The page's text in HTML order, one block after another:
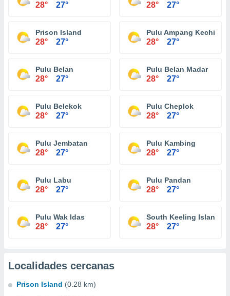
28° 27° 28° 27°
Prison Island
28° 27°
Pulu Ampang Kechil
28° 27°
Pulu Belan
28° 27°
Pulu Belan Madar
28° 27°
Pulu Belekok
28° 27°
Pulu Cheplok
28° 27°
Pulu Jembatan
28° 27°
Pulu Kambing
28° 27°
Pulu Labu
28° 27°
Pulu Pandan
28° 27°
Pulu Wak Idas
28° 27°
South Keeling Islands
28° 27°
Localidades cercanas
Prison Island (0.28 km)